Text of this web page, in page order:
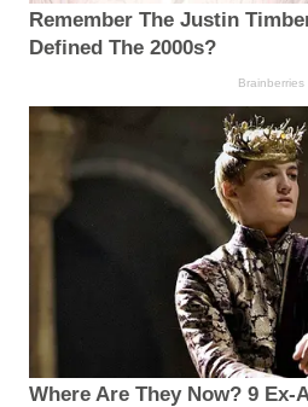
Remember The Justin
Defined The 2000s?
Brainberries
Where Are They Now? 9 Ex-